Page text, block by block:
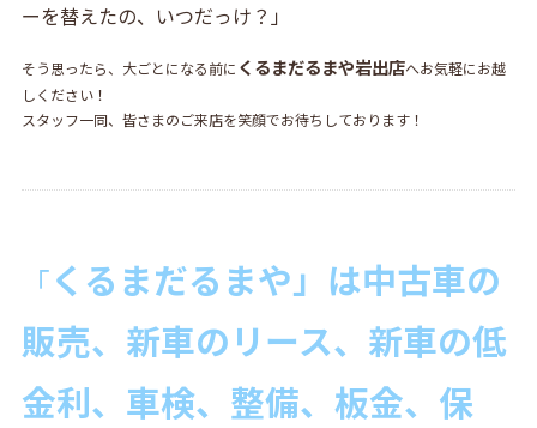
ーを替えたの、いつだっけ？」
そう思ったら、大ごとになる前に くるまだるまや岩出店へお気軽にお越
しください！
スタッフ一同、皆さまのご来店を笑顔でお待ちしております！
「くるまだるまや」は中古車の
販売、新車のリース、新車の低
金利、車検、整備、板金、保